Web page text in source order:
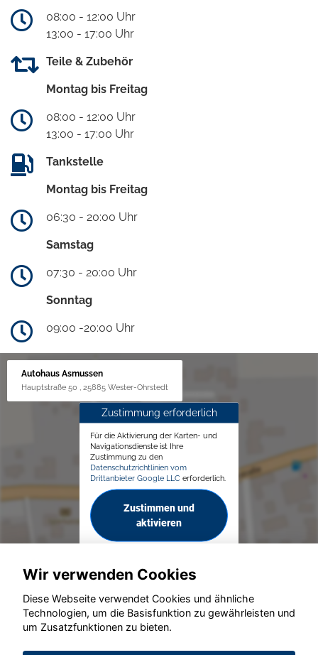
08:00 - 12:00 Uhr
13:00 - 17:00 Uhr
Teile & Zubehör
Montag bis Freitag
08:00 - 12:00 Uhr
13:00 - 17:00 Uhr
Tankstelle
Montag bis Freitag
06:30 - 20:00 Uhr
Samstag
07:30 - 20:00 Uhr
Sonntag
09:00 -20:00 Uhr
Autohaus Asmussen
Hauptstraße 50 , 25885 Wester-Ohrstedt
Zustimmung erforderlich
Für die Aktivierung der Karten- und
Navigationsdienste ist Ihre
Zustimmung zu den
Datenschutzrichtlinien vom
Drittanbieter Google LLC erforderlich.
Zustimmen und
aktivieren
© konjunkturmotor.de GmbH 2020 - 2026
Wir verwenden Cookies
Diese Webseite verwendet Cookies und ähnliche
Technologien, um die Basisfunktion zu gewährleisten und
um Zusatzfunktionen zu bieten.